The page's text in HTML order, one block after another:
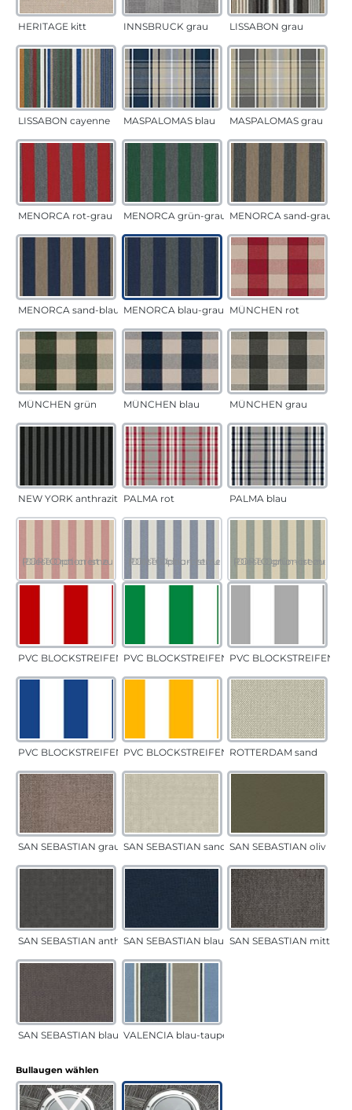
HERITAGE kitt INNSBRUCK grau LISSABON grau
LISSABON cayenne MASPALOMAS blau MASPALOMAS grau
MENORCA rot-grau MENORCA grün-grau MENORCA sand-grau
MENORCA sand-blau MENORCA blau-grau MÜNCHEN rot
MÜNCHEN grün MÜNCHEN blau MÜNCHEN grau
NEW YORK anthrazit PALMA rot PALMA blau
PORTO rot-creme
(Diese Option ist zurzeit nicht verfügbar.)
PORTO blau-creme
(Diese Option ist zurzeit nicht verfügbar.)
PORTO grün-creme
(Diese Option ist zurzeit
PVC BLOCKSTREIFEN rotPVC BLOCKSTREIFEN grünPVC BLOCKSTREIFEN
PVC BLOCKSTREIFEN blauPVC BLOCKSTREIFEN gelbROTTERDAM sand
SAN SEBASTIAN grau-sandSAN SEBASTIAN sand SAN SEBASTIAN oliv
SAN SEBASTIAN anthrazitSAN SEBASTIAN blau SAN SEBASTIAN
SAN SEBASTIAN blau-sandVALENCIA blau-taupe
Bullaugen wählen